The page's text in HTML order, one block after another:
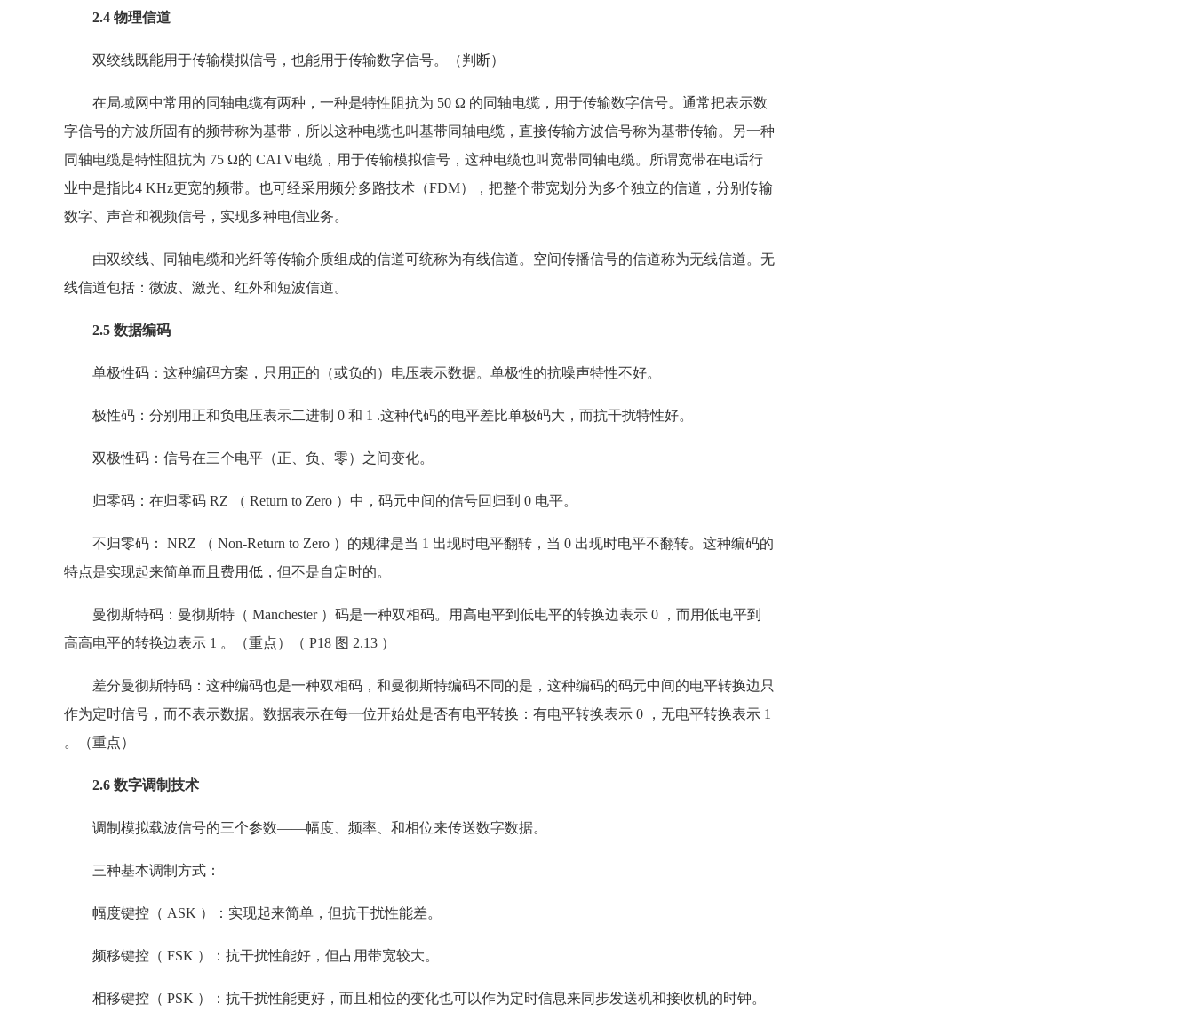
2.4 物理信道
双绞线既能用于传输模拟信号，也能用于传输数字信号。（判断）
在局域网中常用的同轴电缆有两种，一种是特性阻抗为 50 Ω 的同轴电缆，用于传输数字信号。通常把表示数
字信号的方波所固有的频带称为基带，所以这种电缆也叫基带同轴电缆，直接传输方波信号称为基带传输。另一种
同轴电缆是特性阻抗为 75 Ω的 CATV电缆，用于传输模拟信号，这种电缆也叫宽带同轴电缆。所谓宽带在电话行
业中是指比4 KHz更宽的频带。也可经采用频分多路技术（FDM），把整个带宽划分为多个独立的信道，分别传输
数字、声音和视频信号，实现多种电信业务。
由双绞线、同轴电缆和光纤等传输介质组成的信道可统称为有线信道。空间传播信号的信道称为无线信道。无
线信道包括：微波、激光、红外和短波信道。
2.5 数据编码
单极性码：这种编码方案，只用正的（或负的）电压表示数据。单极性的抗噪声特性不好。
极性码：分别用正和负电压表示二进制 0 和 1 .这种代码的电平差比单极码大，而抗干扰特性好。
双极性码：信号在三个电平（正、负、零）之间变化。
归零码：在归零码 RZ （ Return to Zero ）中，码元中间的信号回归到 0 电平。
不归零码： NRZ （ Non-Return to Zero ）的规律是当 1 出现时电平翻转，当 0 出现时电平不翻转。这种编码的
特点是实现起来简单而且费用低，但不是自定时的。
曼彻斯特码：曼彻斯特（ Manchester ）码是一种双相码。用高电平到低电平的转换边表示 0 ，而用低电平到
高高电平的转换边表示 1 。（重点）（ P18 图 2.13 ）
差分曼彻斯特码：这种编码也是一种双相码，和曼彻斯特编码不同的是，这种编码的码元中间的电平转换边只
作为定时信号，而不表示数据。数据表示在每一位开始处是否有电平转换：有电平转换表示 0 ，无电平转换表示 1
。（重点）
2.6 数字调制技术
调制模拟载波信号的三个参数——幅度、频率、和相位来传送数字数据。
三种基本调制方式：
幅度键控（ ASK ）：实现起来简单，但抗干扰性能差。
频移键控（ FSK ）：抗干扰性能好，但占用带宽较大。
相移键控（ PSK ）：抗干扰性能更好，而且相位的变化也可以作为定时信息来同步发送机和接收机的时钟。